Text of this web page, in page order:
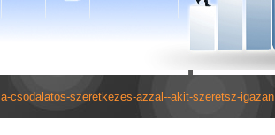
a-csodalatos-szeretkezes-azzal--akit-szeretsz-igazan